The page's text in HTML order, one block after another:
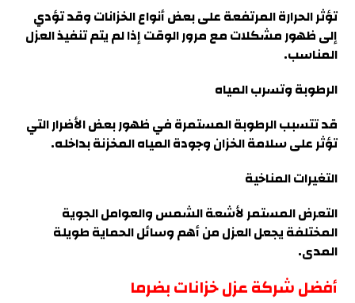
تؤثر الحرارة المرتفعة على بعض أنواع الخزانات وقد تؤدي
إلى ظهور مشكلات مع مرور الوقت إذا لم يتم تنفيذ العزل
المناسب.
الرطوبة وتسرب المياه
قد تتسبب الرطوبة المستمرة في ظهور بعض الأضرار التي
تؤثر على سلامة الخزان وجودة المياه المخزنة بداخله.
التغيرات المناخية
التعرض المستمر لأشعة الشمس والعوامل الجوية
المختلفة يجعل العزل من أهم وسائل الحماية طويلة
المدى.
أفضل شركة عزل خزانات بضرما